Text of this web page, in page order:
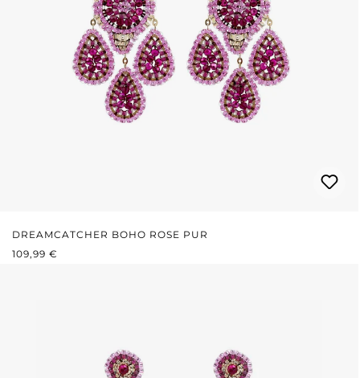
DREAMCATCHER BOHO ROSE PUR
PRIX RÉGULIER :
109,99 €